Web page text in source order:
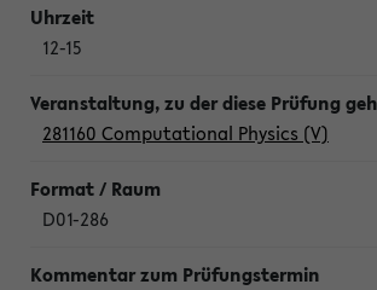
12-15
281160 Computational Physics (V)
D01-286